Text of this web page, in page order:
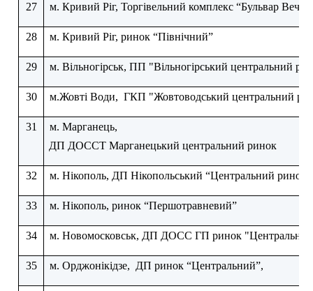
27 м. Кривий Ріг, Торгівельний комплекс “Бульвар
28 м. Кривий Ріг, ринок “Північний”
29 м. Вільногірськ, ПП "Вільногірський центральний
30 м.Жовті Води, ГКП "Жовтоводський центральний
31
м. Марганець,
ДП ДОССТ Марганецький центральний ринок
32 м. Нікополь, ДП Нікопольський “Центральний ринок”
33 м. Нікополь, ринок “Першотравневий”
34 м. Новомосковськ, ДП ДОСС ГП ринок
35 м. Орджонікідзе, ДП ринок “Центральний”,